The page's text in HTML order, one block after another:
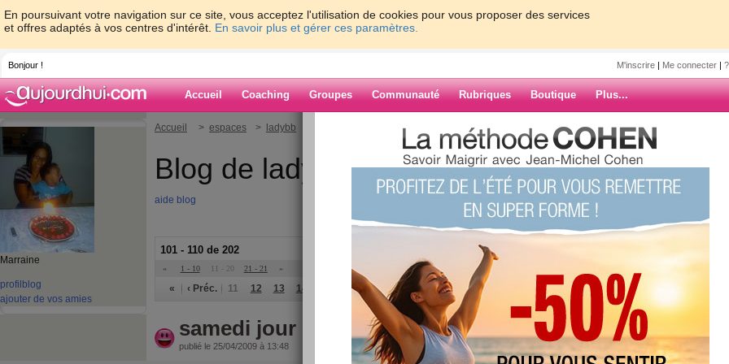
En poursuivant votre navigation sur ce site, vous acceptez l'utilisation de cookies pour vous proposer des services
et offres adaptés à vos centres d'intérêt. En savoir plus et gérer ces paramètres.
Bonjour ! M'inscrire | Me connecter |
Accueil Coaching Groupes Communauté Rubriques Boutique Plus...
Marraine
profil blog
ajouter de vos amies
Accueil > espaces > ladybb
Blog de ladybb
aide blog
101 - 110 de 202
« 1 - 10 11 - 20 21 - 21 »
« ‹ Préc. 11 12 13 14 16 17 18 19 20 Suiv. ›
samedi jour de pesée
publié le 25/04/2009 à 13:48 ARCHIVES